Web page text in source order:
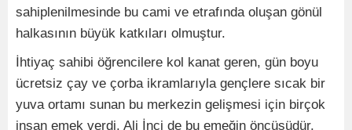
sahiplenilmesinde bu cami ve etrafında oluşan gönül
halkasının büyük katkıları olmuştur.
İhtiyaç sahibi öğrencilere kol kanat geren, gün boyu
ücretsiz çay ve çorba ikramlarıyla gençlere sıcak bir
yuva ortamı sunan bu merkezin gelişmesi için birçok
insan emek verdi. Ali İnci de bu emeğin öncüsüdür.